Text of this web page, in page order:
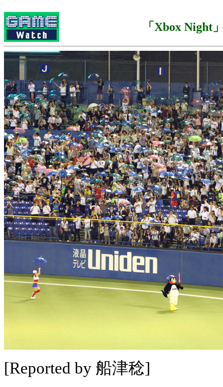
「Xbox Night
[Reported by 船津稔]